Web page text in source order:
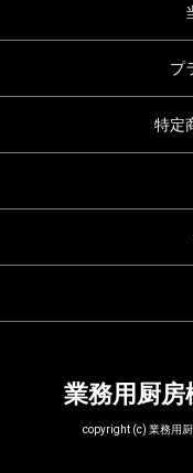
プ
特定
業務用厨
copyright (c) 業務用